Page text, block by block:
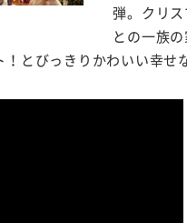
弾。 クリ
との一族
とびっきりかわいい幸せ